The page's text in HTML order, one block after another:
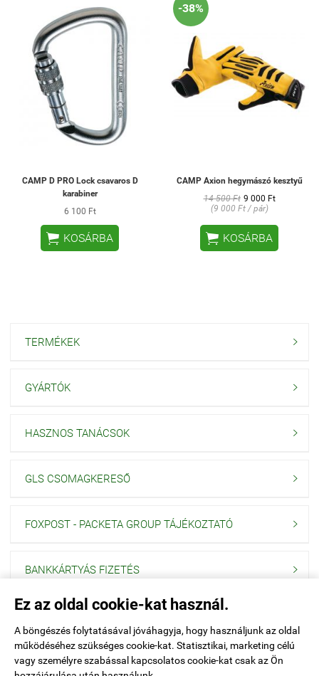
Ez az oldal cookie-kat használ.
A böngészés folytatásával jóváhagyja, hogy használjunk az oldal
működéséhez szükséges cookie-kat. Statisztikai, marketing célú
vagy személyre szabással kapcsolatos cookie-kat csak az Ön
CAMP D PRO Lock csavaros D
karabiner
6 100 Ft
 KOSÁRBA
-38%
CAMP Axion hegymászó kesztyű
14 500 Ft 9 000 Ft
(9 000 Ft / pár)
 KOSÁRBA
TERMÉKEK 
GYÁRTÓK 
HASZNOS TANÁCSOK 
GLS CSOMAGKERESŐ 
FOXPOST - PACKETA GROUP TÁJÉKOZTATÓ 
BANKKÁRTYÁS FIZETÉS 
Navigáció
Saját fiók